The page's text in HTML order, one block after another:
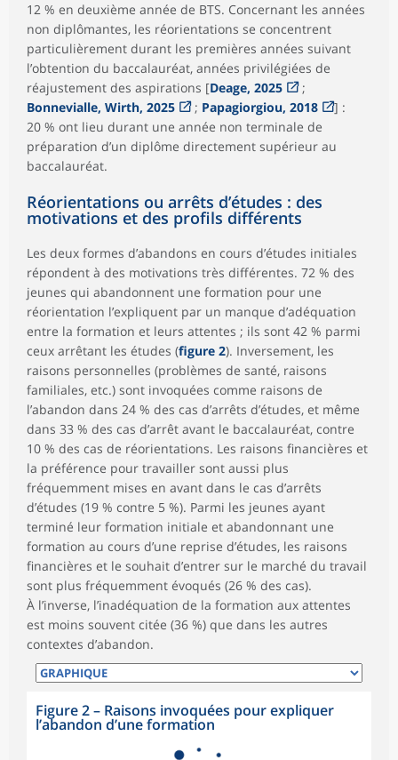
12 % en deuxième année de BTS. Concernant les années
non diplômantes, les réorientations se concentrent
particulièrement durant les premières années suivant
l’obtention du baccalauréat, années privilégiées de
réajustement des aspirations [Deage, 2025
;
Bonnevialle, Wirth, 2025
; Papagiorgiou, 2018
] :
20 % ont lieu durant une année non terminale de
préparation d’un diplôme directement supérieur au
baccalauréat.
Réorientations ou arrêts d’études : des
motivations et des profils différents
Les deux formes d’abandons en cours d’études initiales
répondent à des motivations très différentes. 72 % des
jeunes qui abandonnent une formation pour une
réorientation l’expliquent par un manque d’adéquation
entre la formation et leurs attentes ; ils sont 42 % parmi
ceux arrêtant les études (figure 2). Inversement, les
raisons personnelles (problèmes de santé, raisons
familiales, etc.) sont invoquées comme raisons de
l’abandon dans 24 % des cas d’arrêts d’études, et même
dans 33 % des cas d’arrêt avant le baccalauréat, contre
10 % des cas de réorientations. Les raisons financières et
la préférence pour travailler sont aussi plus
fréquemment mises en avant dans le cas d’arrêts
d’études (19 % contre 5 %). Parmi les jeunes ayant
terminé leur formation initiale et abandonnant une
formation au cours d’une reprise d’études, les raisons
financières et le souhait d’entrer sur le marché du travail
sont plus fréquemment évoqués (26 % des cas).
À l’inverse, l’inadéquation de la formation aux attentes
est moins souvent citée (36 %) que dans les autres
contextes d’abandon.
Figure 2 – Raisons invoquées pour expliquer
l’abandon d’une formation